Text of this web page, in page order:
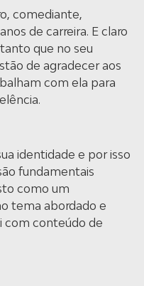
comediante,
de carreira. E claro
que no seu
de agradecer aos
com ela para
identidade e por isso
fundamentais
como um
tema abordado e
com conteúdo de